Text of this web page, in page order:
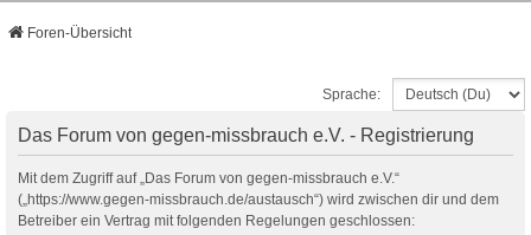
Foren-Übersicht
Sprache:
Das Forum von gegen-missbrauch e.V. - Registrierung
Mit dem Zugriff auf „Das Forum von gegen-missbrauch e.V.“
(„https://www.gegen-missbrauch.de/austausch“) wird zwischen dir und dem
Betreiber ein Vertrag mit folgenden Regelungen geschlossen: